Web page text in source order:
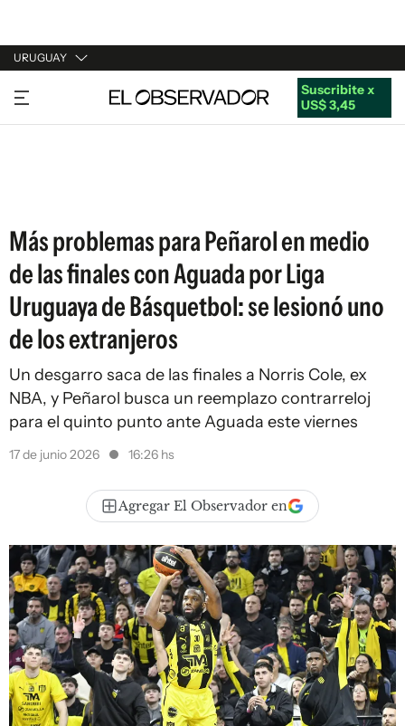
URUGUAY
URUGUAY
ARGENTINA
Suscribite x
US$ 3,45
Más problemas para Peñarol en medio
de las finales con Aguada por Liga
Uruguaya de Básquetbol: se lesionó uno
de los extranjeros
Un desgarro saca de las finales a Norris Cole, ex
NBA, y Peñarol busca un reemplazo contrarreloj
para el quinto punto ante Aguada este viernes
17 de junio 2026 16:26 hs
Agregar El Observador en